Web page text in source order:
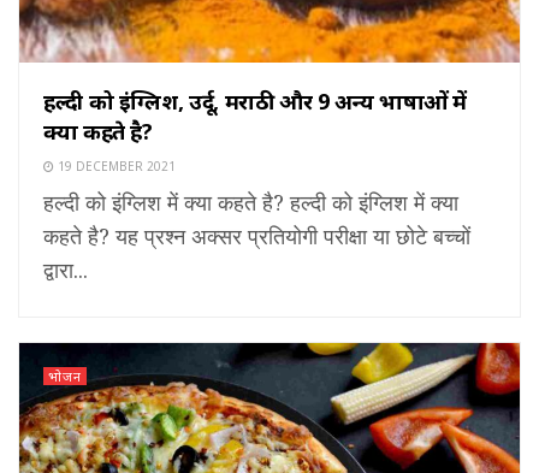
हल्दी को इंग्लिश, उर्दू, मराठी और 9 अन्य भाषाओं में
क्या कहते है?
19 DECEMBER 2021
हल्दी को इंग्लिश में क्या कहते है? हल्दी को इंग्लिश में क्या
कहते है? यह प्रश्न अक्सर प्रतियोगी परीक्षा या छोटे बच्चों
द्वारा...
भोजन